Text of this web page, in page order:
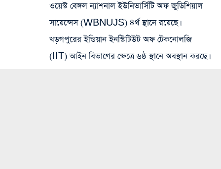
ওয়েস্ট বেঙ্গল ন্যাশনাল ইউনিভার্সিটি অফ জুডিশিয়াল
সায়েন্সেস (WBNUJS) ৪র্থ স্থানে রয়েছে।
খড়গপুরের ইন্ডিয়ান ইনস্টিটিউট অফ টেকনোলজি
(IIT) আইন বিভাগের ক্ষেত্রে ৬ষ্ঠ স্থানে অবস্থান করছে।